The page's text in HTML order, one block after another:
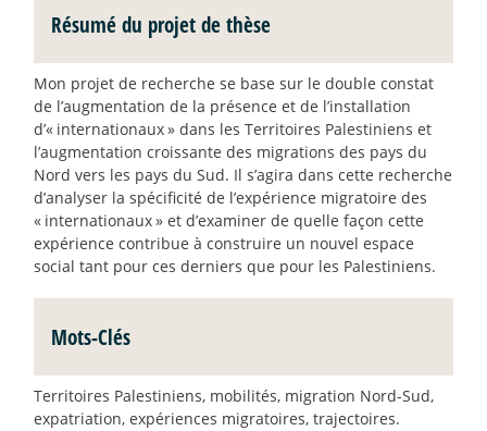
Résumé du projet de thèse
Mon projet de recherche se base sur le double constat
de l’augmentation de la présence et de l’installation
d’« internationaux» dans les Territoires Palestiniens et
l’augmentation croissante des migrations des pays du
Nord vers les pays du Sud. Il s’agira dans cette recherche
d’analyser la spécificité de l’expérience migratoire des
« internationaux» et d’examiner de quelle façon cette
expérience contribue à construire un nouvel espace
social tant pour ces derniers que pour les Palestiniens.
Mots-Clés
Territoires Palestiniens, mobilités, migration Nord-Sud,
expatriation, expériences migratoires, trajectoires.